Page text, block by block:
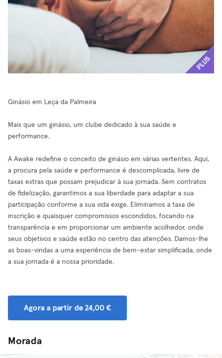
PLUS
Ginásio em Leça da Palmeira
Mais que um ginásio, um clube dedicado à sua saúde e
performance.
A Awake redefine o conceito de ginásio em várias vertentes. Aqui,
a procura pela saúde e performance é descomplicada, livre de
taxas extras que possam prejudicar à sua jornada. Sem contratos
de fidelização, garantimos a sua liberdade para adaptar a sua
participação conforme a sua vida exige. Eliminamos a taxa de
inscrição e quaisquer compromissos escondidos, focando na
transparência e em proporcionar um ambiente acolhedor, onde
seus objetivos e saúde estão no centro das atenções. Damos-lhe
as boas-vindas a uma experiência de bem-estar simplificada, onde
a sua jornada é a nossa prioridade.
Agora a partir de 24,00 €
Morada